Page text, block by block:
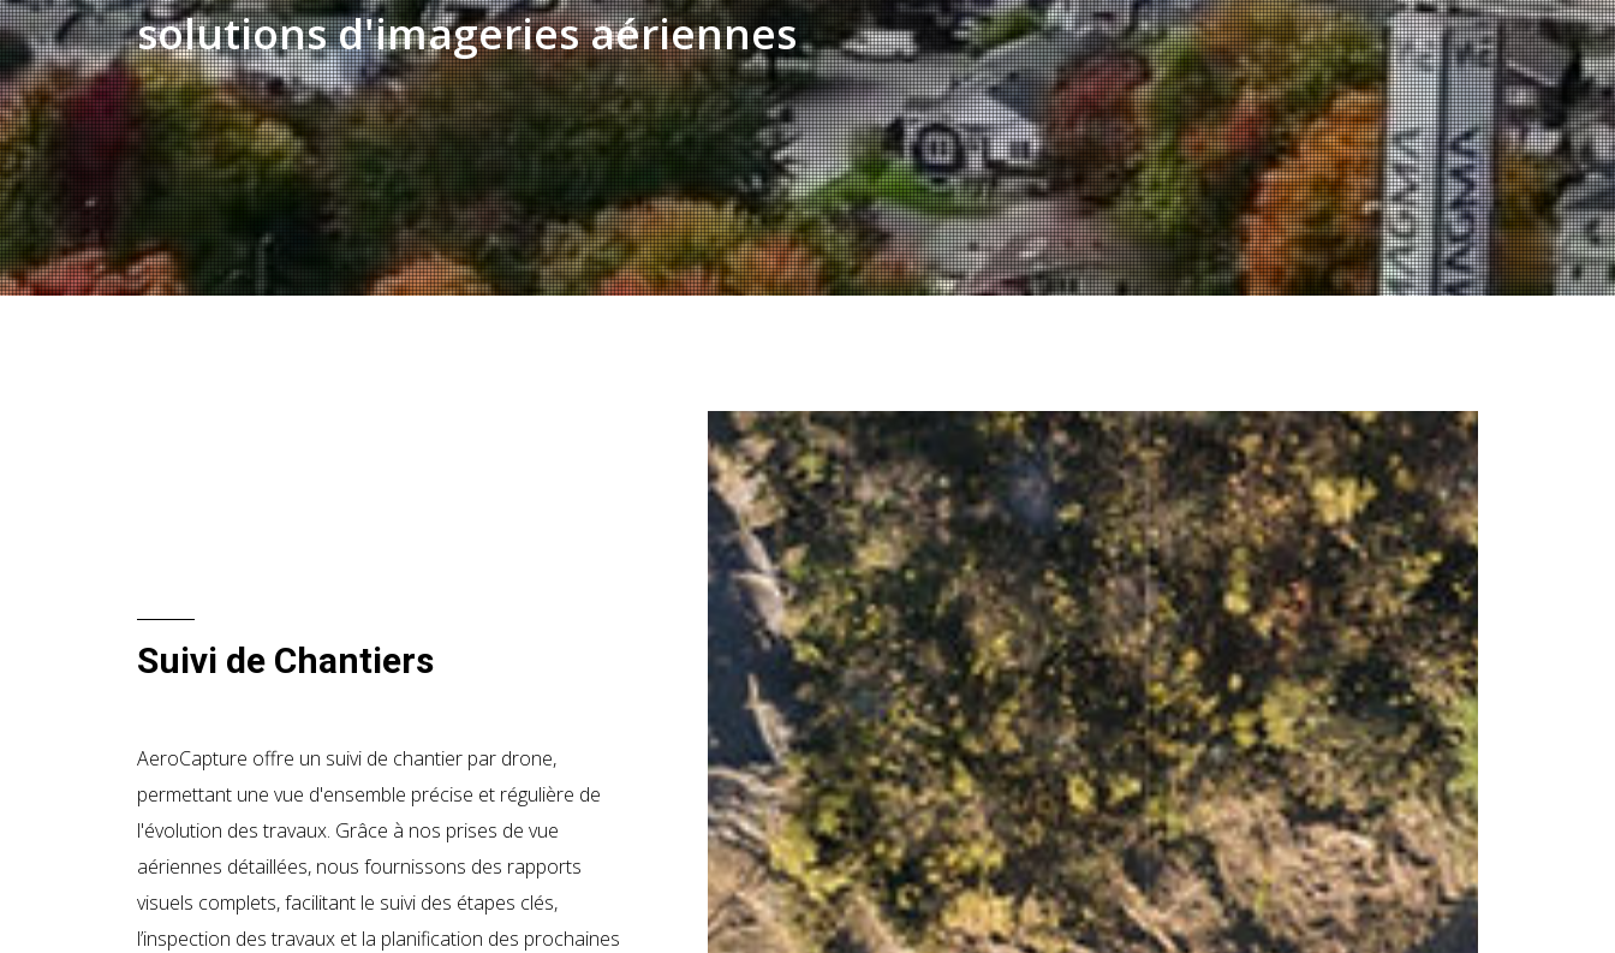
solutions d'imageries aériennes
Suivi de Chantiers
AeroCapture offre un suivi de chantier par drone,
permettant une vue d'ensemble précise et régulière de
l'évolution des travaux. Grâce à nos prises de vue
aériennes détaillées, nous fournissons des rapports
visuels complets, facilitant le suivi des étapes clés,
l’inspection des travaux et la planification des prochaines